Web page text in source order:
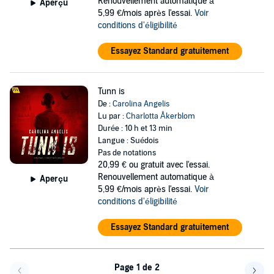
Aperçu
5,99 €/mois après l'essai. Voir
conditions d'éligibilité
Essayez Standard gratuitement
Aperçu
Tunn is
De :Carolina Angelis
Lu par :Charlotta Åkerblom
Durée : 10 h et 13 min
Langue : Suédois
Pas de notations
20,99 € ou gratuit avec l'essai.
Renouvellement automatique à
5,99 €/mois après l'essai. Voir
conditions d'éligibilité
Essayez Standard gratuitement
Page 1 de 2